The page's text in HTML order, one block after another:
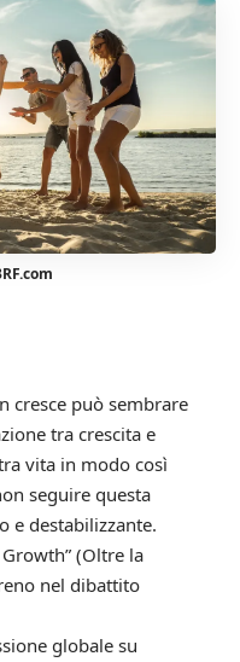
cresce può sembrare
tra crescita e
vita in modo così
seguire questa
e destabilizzante.
(Oltre la
nel dibattito
globale su